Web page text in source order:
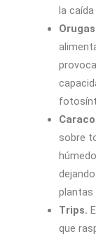
la
sobre
plantas
Trips.
que